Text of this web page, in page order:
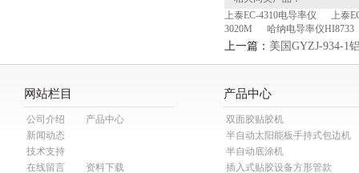
上泰EC-4310电导率仪
上泰
3020M
哈纳电导率仪HI8733
上一篇： 美国GYZJ-934-1
网站栏目
公司介绍
产品中心
新闻动态
技术支持
在线留言
资料下载
产品中心
双面胶贴胶机
半自动太阳能板手持式包边机
半自动底涂机
插入式贴胶设备方形管款